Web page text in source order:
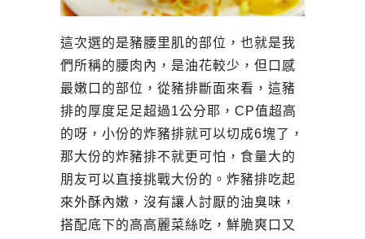
這次選的是豬腰里肌的部位，也就是我
們所稱的腰肉內，是油花較少，但口感
最嫩口的部位，從豬排斷面來看，這豬
排的厚度足足超過1公分耶，CP值超高
的呀，小份的炸豬排就可以切成6塊了，
那大份的炸豬排不就更可怕，食量大的
朋友可以直接挑戰大份的。炸豬排吃起
來外酥內嫩，沒有讓人討厭的油臭味，
搭配底下的高高麗菜絲吃，鮮脆爽口又